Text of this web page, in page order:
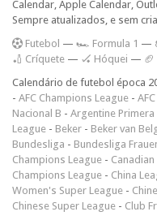
Calendar, Apple Calendar,
Sempre atualizados, e sem
Futebol — 🏎️ Formula 1 —
🏏 Críquete — 🏑 Hóquei — 🏈
Calendário de futebol época
- AFC Champions League -
Nacional B - Argentine Primera
League - Beker - Beker van
Bundesliga - Bundesliga
Champions League -
Champions League - China
Women's Super League -
Chinese Super League - Club